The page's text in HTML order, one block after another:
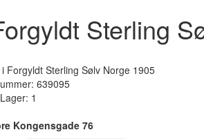
Sterling
Forgyldt Sterling Sølv Norge 1905
639095
Lager: 1
Kongensgade 76